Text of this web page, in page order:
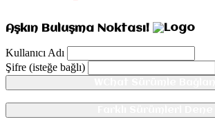
Aşkın Buluşma Noktası!
Kullanıcı Adı
Şifre (isteğe bağlı)